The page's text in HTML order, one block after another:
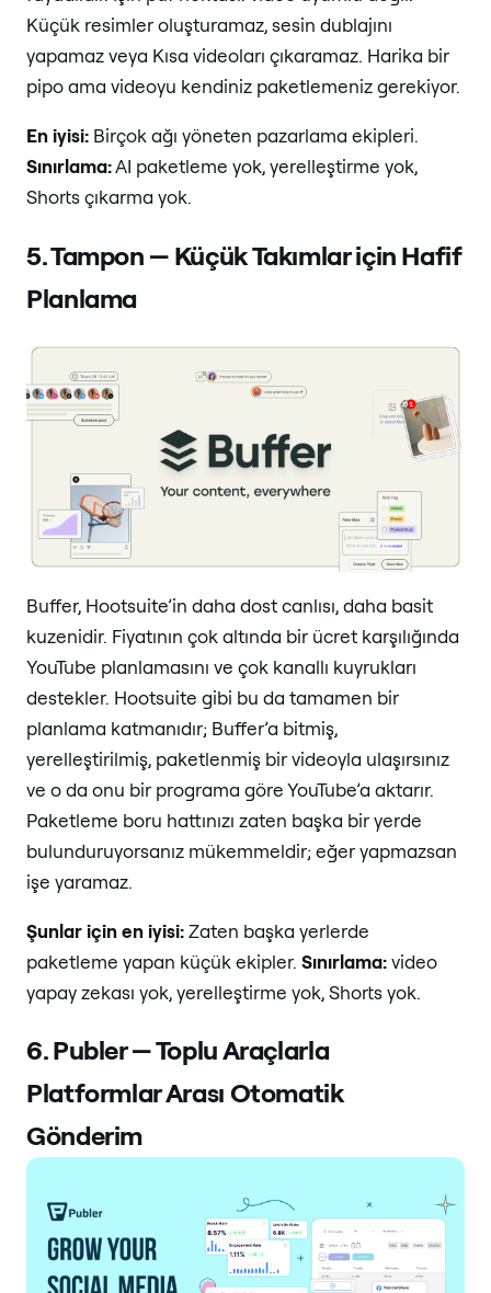
Küçük resimler oluşturamaz, sesin dublajını
yapamaz veya Kısa videoları çıkaramaz. Harika bir
pipo ama videoyu kendiniz paketlemeniz gerekiyor.
En iyisi: Birçok ağı yöneten pazarlama ekipleri.
Sınırlama:AI paketleme yok, yerelleştirme yok,
Shorts çıkarma yok.
5. Tampon — Küçük Takımlar için Hafif
Planlama
Buffer, Hootsuite’in daha dost canlısı, daha basit
kuzenidir. Fiyatının çok altında bir ücret karşılığında
YouTube planlamasını ve çok kanallı kuyrukları
destekler. Hootsuite gibi bu da tamamen bir
planlama katmanıdır; Buffer’a bitmiş,
yerelleştirilmiş, paketlenmiş bir videoyla ulaşırsınız
ve o da onu bir programa göre YouTube’a aktarır.
Paketleme boru hattınızı zaten başka bir yerde
bulunduruyorsanız mükemmeldir; eğer yapmazsan
işe yaramaz.
Şunlar için en iyisi:Zaten başka yerlerde
paketleme yapan küçük ekipler. Sınırlama:video
yapay zekası yok, yerelleştirme yok, Shorts yok.
6. Publer — Toplu Araçlarla
Platformlar Arası Otomatik
Gönderim